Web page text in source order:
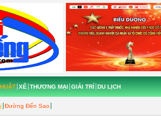
Đường Đến Sao
XẾ THƯƠNG MẠI GIẢI TRÍ DU LỊCH